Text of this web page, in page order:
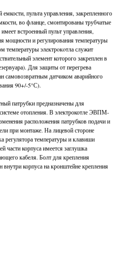
емкости, пульта управления, закрепленного
во фланце, смонтированы трубчатые
встроенный пульт управления,
мощности и регулирования температуры
температуры элeктрoкoтла служит
элемент которого закреплен в
Для защиты от перегрева
самовозвратным датчиком аварийного
90+/-5°С).
патрубки предназначены для
отопления. В электрокотле ЭВПМ-
расположения патрубков подачи и
при монтаже. На лицевой стороне
регулятора температуры и клавиши
корпуса имеется заглушка
кабеля. Болт для крепления
корпуса на кронштейне крепления